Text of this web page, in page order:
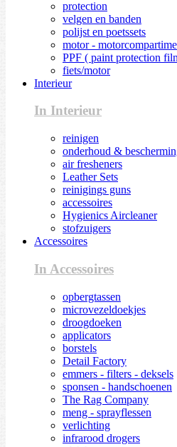
protection
velgen en banden
polijst en poetssets
motor -
PPF ( paint protection
fiets/motor
Interieur
In Interieur
reinigen
onderhoud &
air fresheners
Leather Sets
reinigings guns
accessoires
Hygienics Aircleaner
stofzuigers
Accessoires
In Accessoires
opbergtassen
microvezeldoekjes
droogdoeken
applicators
borstels
Detail Factory
emmers - filters - deksels
sponsen - handschoenen
The Rag Company
meng - sprayflessen
verlichting
infrarood drogers